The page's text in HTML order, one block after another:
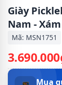
Giày
Nam -
Mã: MSN1751
Mua